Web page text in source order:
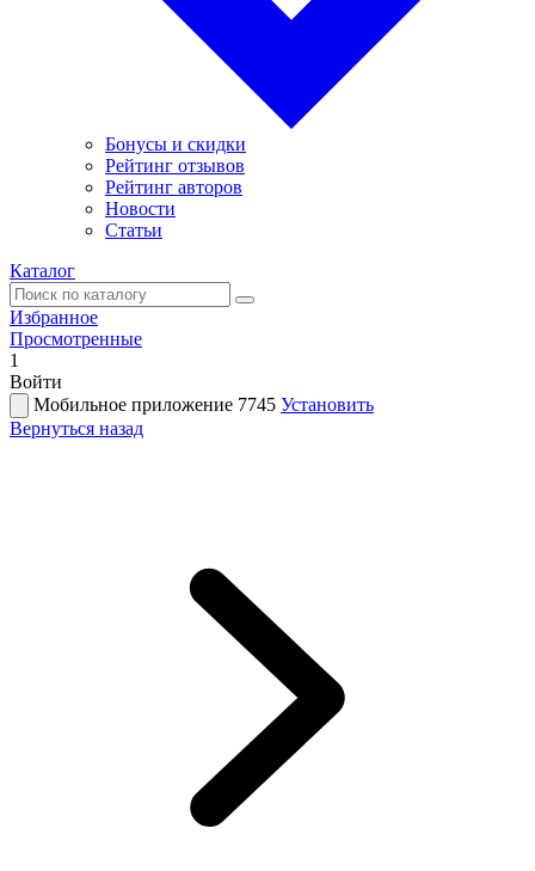
Бонусы и скидки
Рейтинг отзывов
Рейтинг авторов
Новости
Статьи
Каталог
Избранное
Просмотренные
1
Войти
Мобильное приложение 7745 Установить
Вернуться назад